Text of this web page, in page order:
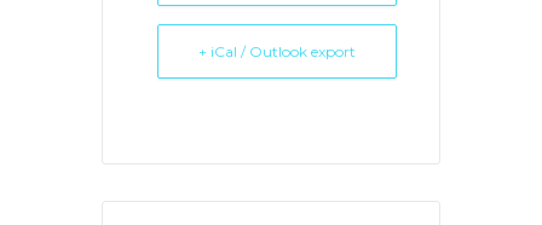
+ iCal / Outlook export